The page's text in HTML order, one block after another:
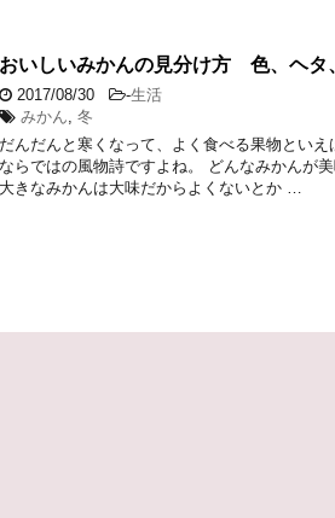
おいしいみかんの見分け方 色、ヘタ
2017/08/30 -生活
みかん, 冬
だんだんと寒くなって、よく食べる果物とい
ならではの風物詩ですよね。 どんなみかんが
大きなみかんは大味だからよくないとか …